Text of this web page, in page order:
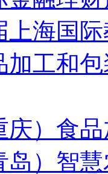
上海国
加工和
庆）食
岛）智